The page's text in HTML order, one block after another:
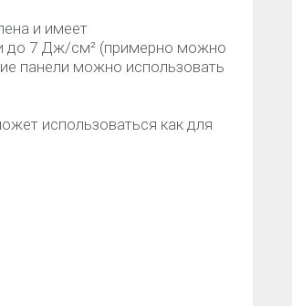
и имеет
до 7 Дж/см² (примерно можно
панели можно использовать
использоваться как для